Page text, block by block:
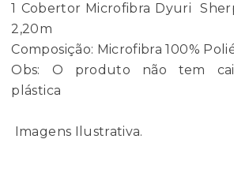
1 Cobertor Microfibra Dyuri
2,20m
Composição: Microfibra 100%
Obs: O produto não tem
plástica
Imagens Ilustrativa.